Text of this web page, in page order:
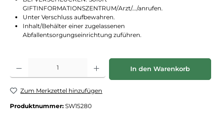
GIFTINFORMATIONSZENTRUM/Arzt/…/anrufen.
Unter Verschluss aufbewahren.
Inhalt/Behälter einer zugelassenen
Abfallentsorgungseinrichtung zuführen.
Produkt Anzahl: Gib den gewünschten Wert ein oder benutze die
In den Warenkorb
Zum Merkzettel hinzufügen
Produktnummer: SW15280